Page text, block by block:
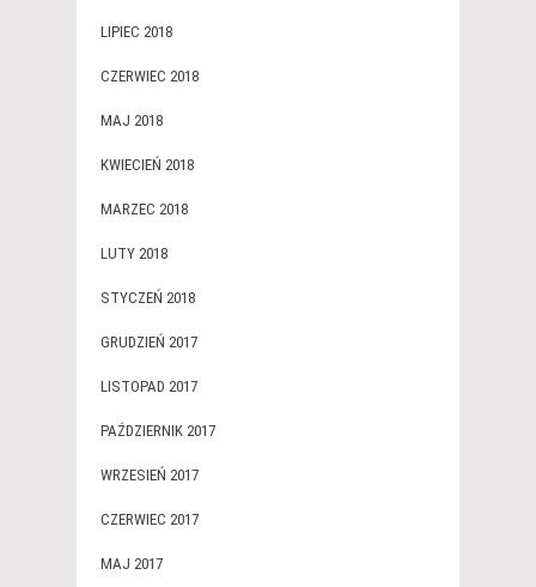
LIPIEC 2018
CZERWIEC 2018
MAJ 2018
KWIECIEŃ 2018
MARZEC 2018
LUTY 2018
STYCZEŃ 2018
GRUDZIEŃ 2017
LISTOPAD 2017
PAŹDZIERNIK 2017
WRZESIEŃ 2017
CZERWIEC 2017
MAJ 2017